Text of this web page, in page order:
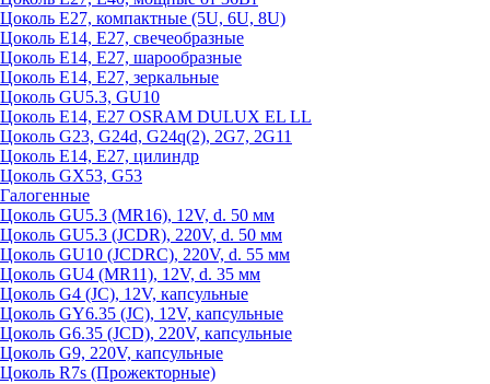
Цоколь Е27, компактные (5U, 6U, 8U)
Цоколь Е14, Е27, свечеобразные
Цоколь Е14, Е27, шарообразные
Цоколь Е14, Е27, зеркальные
Цоколь GU5.3, GU10
Цоколь Е14, Е27 OSRAM DULUX EL LL
Цоколь G23, G24d, G24q(2), 2G7, 2G11
Цоколь Е14, Е27, цилиндр
Цоколь GX53, G53
Галогенные
Цоколь GU5.3 (MR16), 12V, d. 50 мм
Цоколь GU5.3 (JCDR), 220V, d. 50 мм
Цоколь GU10 (JCDRC), 220V, d. 55 мм
Цоколь GU4 (MR11), 12V, d. 35 мм
Цоколь G4 (JC), 12V, капсульные
Цоколь GY6.35 (JC), 12V, капсульные
Цоколь G6.35 (JCD), 220V, капсульные
Цоколь G9, 220V, капсульные
Цоколь R7s (Прожекторные)